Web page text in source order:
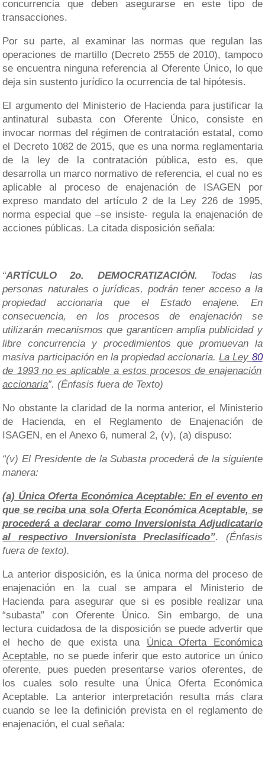
concurrencia que deben asegurarse en este tipo de
transacciones.
Por su parte, al examinar las normas que regulan las
operaciones de martillo (Decreto 2555 de 2010), tampoco
se encuentra ninguna referencia al Oferente Único, lo que
deja sin sustento jurídico la ocurrencia de tal hipótesis.
El argumento del Ministerio de Hacienda para justificar la
antinatural subasta con Oferente Único, consiste en
invocar normas del régimen de contratación estatal, como
el Decreto 1082 de 2015, que es una norma reglamentaria
de la ley de la contratación pública, esto es, que
desarrolla un marco normativo de referencia, el cual no es
aplicable al proceso de enajenación de ISAGEN por
expreso mandato del artículo 2 de la Ley 226 de 1995,
norma especial que –se insiste- regula la enajenación de
acciones públicas. La citada disposición señala:
“ARTÍCULO 2o. DEMOCRATIZACIÓN. Todas las
personas naturales o jurídicas, podrán tener acceso a la
propiedad accionaria que el Estado enajene. En
consecuencia, en los procesos de enajenación se
utilizarán mecanismos que garanticen amplia publicidad y
libre concurrencia y procedimientos que promuevan la
masiva participación en la propiedad accionaria.La Ley 80
de 1993 no es aplicable a estos procesos de enajenación
accionaria”. (Énfasis fuera de Texto)
No obstante la claridad de la norma anterior, el Ministerio
de Hacienda, en el Reglamento de Enajenación de
ISAGEN, en el Anexo 6, numeral 2, (v), (a) dispuso:
“(v) El Presidente de la Subasta procederá de la siguiente
manera:
(a) Única Oferta Económica Aceptable: En el evento en
que se reciba una sola Oferta Económica Aceptable, se
procederá a declarar como Inversionista Adjudicatario
al respectivo Inversionista Preclasificado”. (Énfasis
fuera de texto).
La anterior disposición, es la única norma del proceso de
enajenación en la cual se ampara el Ministerio de
Hacienda para asegurar que si es posible realizar una
“subasta” con Oferente Único. Sin embargo, de una
lectura cuidadosa de la disposición se puede advertir que
el hecho de que exista una Única Oferta Económica
Aceptable, no se puede inferir que esto autorice un único
oferente, pues pueden presentarse varios oferentes, de
los cuales solo resulte una Única Oferta Económica
Aceptable. La anterior interpretación resulta más clara
cuando se lee la definición prevista en el reglamento de
enajenación, el cual señala: